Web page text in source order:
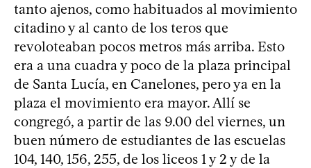
tanto ajenos, como habituados al movimiento
citadino y al canto de los teros que
revoloteaban pocos metros más arriba. Esto
era a una cuadra y poco de la plaza principal
de Santa Lucía, en Canelones, pero ya en la
plaza el movimiento era mayor. Allí se
congregó, a partir de las 9.00 del viernes, un
buen número de estudiantes de las escuelas
104, 140, 156, 255, de los liceos 1 y 2 y de la